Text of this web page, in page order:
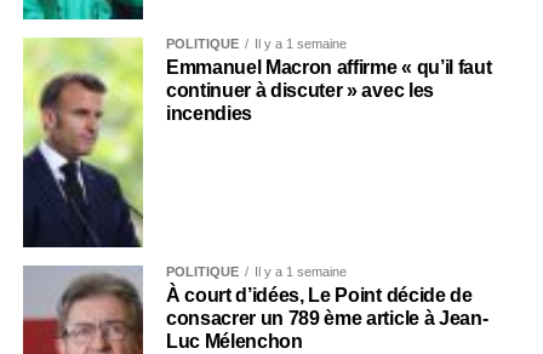
POLITIQUE Il y a 1 semaine
Emmanuel Macron affirme « qu’il faut
continuer à discuter » avec les
incendies
POLITIQUE Il y a 1 semaine
À court d’idées, Le Point décide de
consacrer un 789 ème article à Jean-
Luc Mélenchon